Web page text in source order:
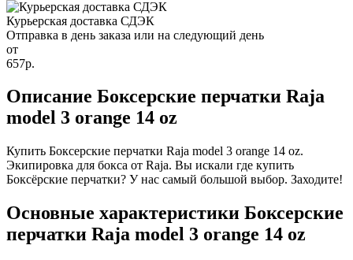
Курьерская доставка СДЭК
Отправка в день заказа или на следующий день
от
657р.
Описание Боксерские перчатки Raja
model 3 orange 14 oz
Купить Боксерские перчатки Raja model 3 orange 14 oz.
Экипировка для бокса от Raja. Вы искали где купить
Боксёрские перчатки? У нас самый большой выбор. Заходите!
Основные характеристики Боксерские
перчатки Raja model 3 orange 14 oz